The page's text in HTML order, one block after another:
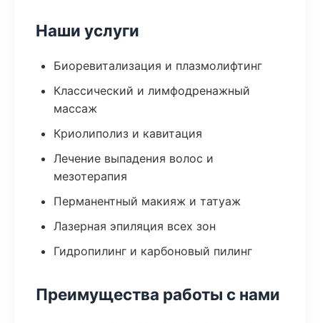
Наши услуги
Биоревитализация и плазмолифтинг
Классический и лимфодренажный
массаж
Криолиполиз и кавитация
Лечение выпадения волос и
мезотерапия
Перманентный макияж и татуаж
Лазерная эпиляция всех зон
Гидропилинг и карбоновый пилинг
Преимущества работы с нами